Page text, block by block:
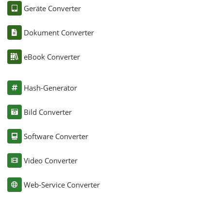
Geräte Converter
Dokument Converter
eBook Converter
Hash-Generator
Bild Converter
Software Converter
Video Converter
Web-Service Converter